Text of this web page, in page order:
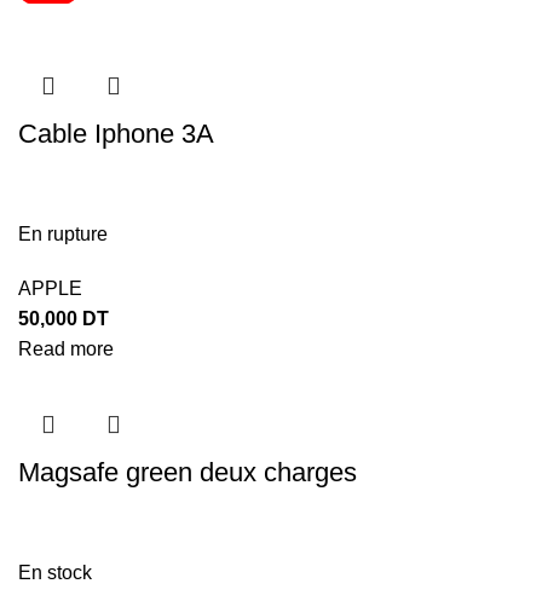
Cable Iphone 3A
En rupture
APPLE
50,000 DT
Read more
Magsafe green deux charges
En stock